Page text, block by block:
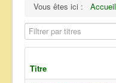
REPERTOIRE
QUI SOMMES NOUS ?
FAQ
Vous êtes ici : Accueil
Filtrer par titres
Titre